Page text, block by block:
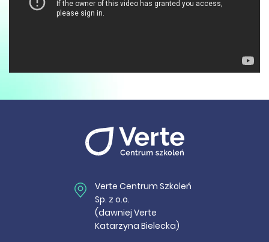
Verte Centrum Szkoleń
Sp. z o.o.
(dawniej Verte
Katarzyna Bielecka)